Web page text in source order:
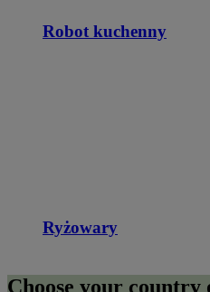
Robot kuchenny
Ryżowary
Choose your country